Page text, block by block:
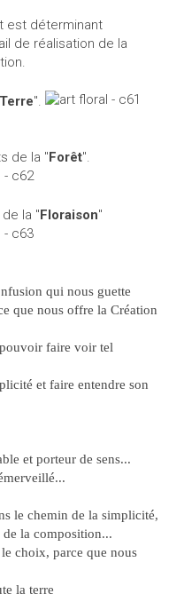
est déterminant
de réalisation de la
Terre".
de la "Forêt".
la "Floraison"
qui nous guette
que nous offre la Création
faire voir tel
et faire entendre son
et porteur de sens...
chemin de la simplicité,
la composition...
choix, parce que nous
la terre